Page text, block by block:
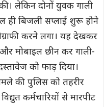
लेकिन दोनों युवक गाली
ही बिजली सप्लाई शुरू होने
करने लगा। यह देखकर
मोबाइल छीन कर गाली-
को फाड़ दिया।
की पुलिस को तहरीर
कर्मचारियों से मारपीट